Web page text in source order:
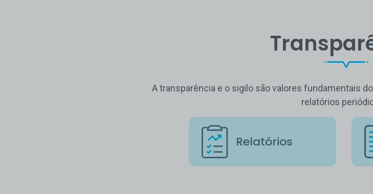
A transparência e o sigilo são valores fundamentais
relatórios
Relatórios